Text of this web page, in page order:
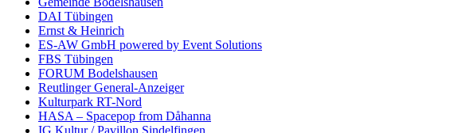
DAI Tü­bing­en
Ernst & Hein­rich
ES-AW GmbH powered by Event So­lu­tions
FBS Tü­bingen
FO­RUM Bodels­hau­sen
Reut­linger Ge­ne­ral-An­zei­ger
Kultur­park RT-Nord
HASA – Spacepop from Dåhanna